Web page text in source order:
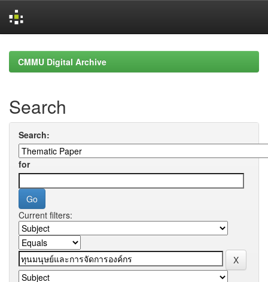
navigationCMMU Digital Archive
Search
Search:
for
Current filters: